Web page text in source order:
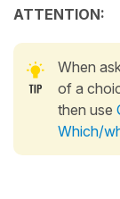
ATTENTION:
When
of a
then use
Which/